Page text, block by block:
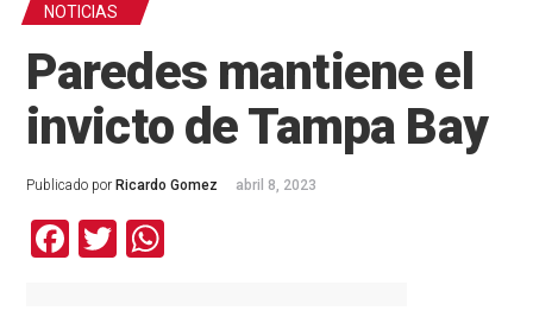
NOTICIAS
Paredes mantiene el
invicto de Tampa Bay
Publicado por Ricardo Gomez abril 8, 2023
Facebook
TwitterWhatsApp